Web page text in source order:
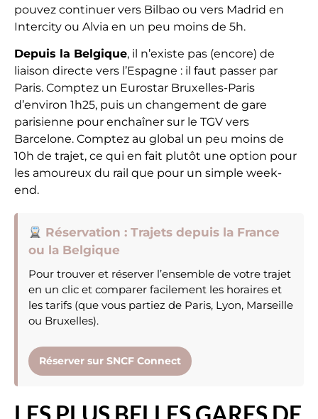
pouvez continuer vers Bilbao ou vers Madrid en
Intercity ou Alvia en un peu moins de 5h.
Depuis la Belgique, il n’existe pas (encore) de
liaison directe vers l’Espagne : il faut passer par
Paris. Comptez un Eurostar Bruxelles-Paris
d’environ 1h25, puis un changement de gare
parisienne pour enchaîner sur le TGV vers
Barcelone. Comptez au global un peu moins de
10h de trajet, ce qui en fait plutôt une option pour
les amoureux du rail que pour un simple week-
end.
Réservation : Trajets depuis la France
ou la Belgique
Pour trouver et réserver l’ensemble de votre trajet
en un clic et comparer facilement les horaires et
les tarifs (que vous partiez de Paris, Lyon, Marseille
ou Bruxelles).
Réserver sur SNCF Connect
LES PLUS BELLES GARES DE